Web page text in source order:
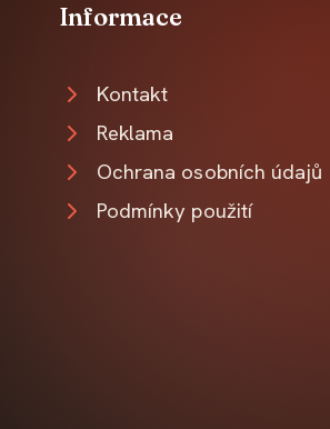
Informace
Kontakt
Reklama
Ochrana osobních údajů
Podmínky použití